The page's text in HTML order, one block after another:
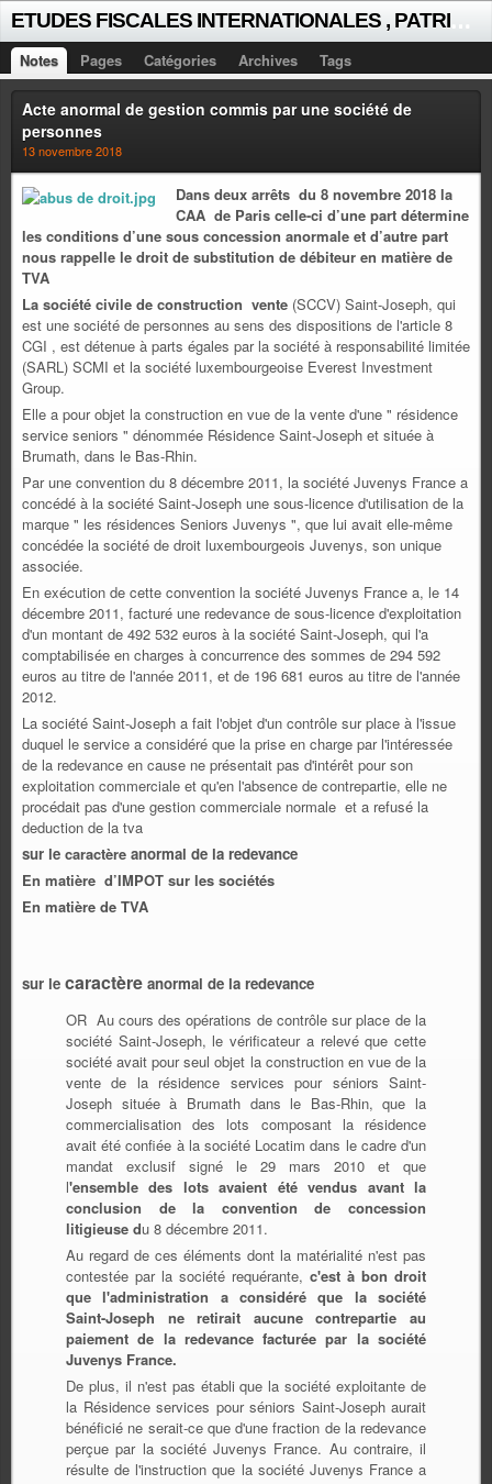
Notes Pages Catégories Archives Tags
Acte anormal de gestion commis par une société de
personnes
13 novembre 2018
Dans deux arrêts du 8 novembre 2018 la
CAA de Paris celle-ci d’une part détermine
les conditions d’une sous concession anormale et d’autre part
nous rappelle le droit de substitution de débiteur en matière de
TVA
La société civile de construction vente (SCCV) Saint-Joseph, qui
est une société de personnes au sens des dispositions de l'article 8
CGI , est détenue à parts égales par la société à responsabilité limitée
(SARL) SCMI et la société luxembourgeoise Everest Investment
Group.
Elle a pour objet la construction en vue de la vente d'une " résidence
service seniors " dénommée Résidence Saint-Joseph et située à
Brumath, dans le Bas-Rhin.
Par une convention du 8 décembre 2011, la société Juvenys France a
concédé à la société Saint-Joseph une sous-licence d'utilisation de la
marque " les résidences Seniors Juvenys ", que lui avait elle-même
concédée la société de droit luxembourgeois Juvenys, son unique
associée.
En exécution de cette convention la société Juvenys France a, le 14
décembre 2011, facturé une redevance de sous-licence d'exploitation
d'un montant de 492 532 euros à la société Saint-Joseph, qui l'a
comptabilisée en charges à concurrence des sommes de 294 592
euros au titre de l'année 2011, et de 196 681 euros au titre de l'année
2012.
La société Saint-Joseph a fait l'objet d'un contrôle sur place à l'issue
duquel le service a considéré que la prise en charge par l'intéressée
de la redevance en cause ne présentait pas d'intérêt pour son
exploitation commerciale et qu'en l'absence de contrepartie, elle ne
procédait pas d'une gestion commerciale normale et a refusé la
deduction de la tva
sur le caractère anormal de la redevance
En matière d’IMPOT sur les sociétés
En matière de TVA
sur le caractère anormal de la redevance
OR Au cours des opérations de contrôle sur place de la
société Saint-Joseph, le vérificateur a relevé que cette
société avait pour seul objet la construction en vue de la
vente de la résidence services pour séniors Saint-
Joseph située à Brumath dans le Bas-Rhin, que la
commercialisation des lots composant la résidence
avait été confiée à la société Locatim dans le cadre d'un
mandat exclusif signé le 29 mars 2010 et que
l'ensemble des lots avaient été vendus avant la
conclusion de la convention de concession
litigieuse du 8 décembre 2011.
Au regard de ces éléments dont la matérialité n'est pas
contestée par la société requérante, c'est à bon droit
que l'administration a considéré que la société
Saint-Joseph ne retirait aucune contrepartie au
paiement de la redevance facturée par la société
Juvenys France.
De plus, il n'est pas établi que la société exploitante de
la Résidence services pour séniors Saint-Joseph aurait
bénéficié ne serait-ce que d'une fraction de la redevance
perçue par la société Juvenys France. Au contraire, il
résulte de l'instruction que la société Juvenys France a